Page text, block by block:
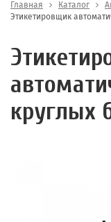
Главная Каталог
Этикетировщик
круглых